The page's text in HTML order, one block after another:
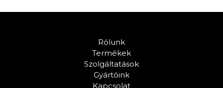
Rólunk
Termékek
Szolgáltatások
Gyártóink
Kapcsolat